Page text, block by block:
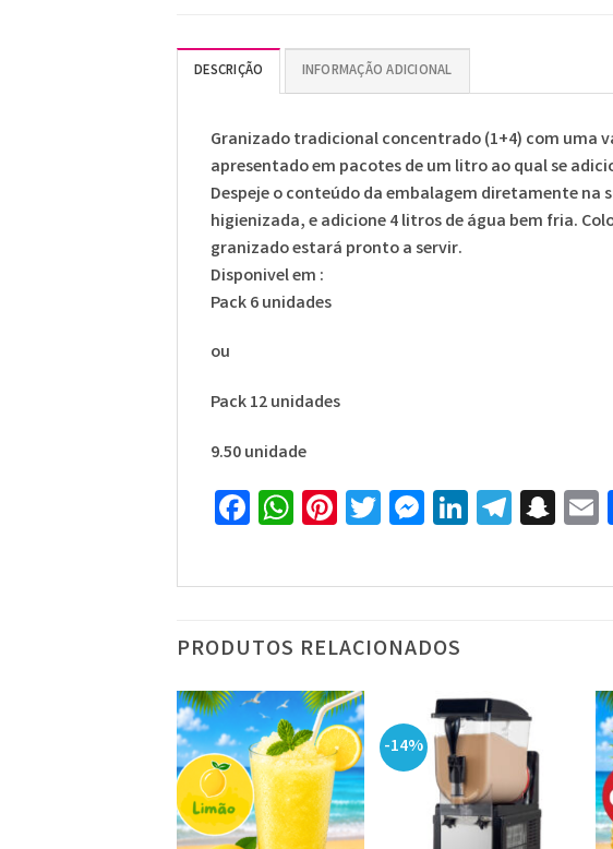
DESCRIÇÃO INFORMAÇÃO ADICIONAL
Granizado tradicional concentrado (1+4) com uma
apresentado em pacotes de um litro ao qual se
Despeje o conteúdo da embalagem diretamente
higienizada, e adicione 4 litros de água bem fria.
granizado estará pronto a servir.
Disponivel em :
Pack 6 unidades
ou
Pack 12 unidades
9.50 unidade
Facebook
WhatsApp
Pinterest
Twitter
Messenger
LinkedIn
PRODUTOS RELACIONADOS
-14%